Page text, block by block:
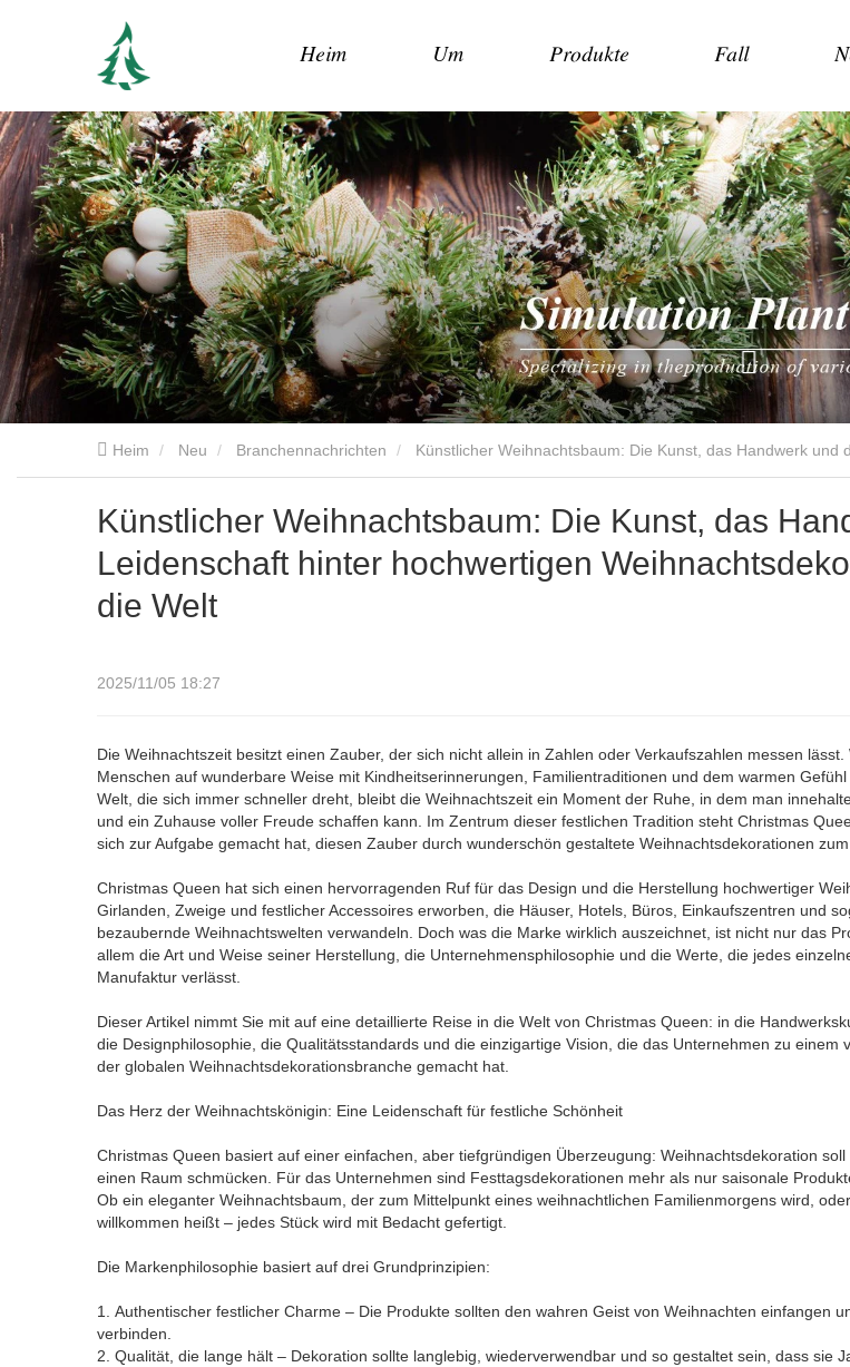
Heim Um Produkte Fall
Heim Neu Branchennachrichten Künstlicher Weihnachtsbaum: Die Kunst, das Handwerk
Künstlicher Weihnachtsbaum: Die Kunst, das
Leidenschaft hinter hochwertigen
die Welt
2025/11/05 18:27
Die Weihnachtszeit besitzt einen Zauber, der sich nicht allein in Zahlen oder Verkaufszahlen messen
Menschen auf wunderbare Weise mit Kindheitserinnerungen, Familientraditionen und dem warmen
Welt, die sich immer schneller dreht, bleibt die Weihnachtszeit ein Moment der Ruhe, in dem man
und ein Zuhause voller Freude schaffen kann. Im Zentrum dieser festlichen Tradition steht Christmas
sich zur Aufgabe gemacht hat, diesen Zauber durch wunderschön gestaltete Weihnachtsdekorationen
Christmas Queen hat sich einen hervorragenden Ruf für das Design und die Herstellung hochwertiger
Girlanden, Zweige und festlicher Accessoires erworben, die Häuser, Hotels, Büros, Einkaufszentren und
bezaubernde Weihnachtswelten verwandeln. Doch was die Marke wirklich auszeichnet, ist nicht nur das
allem die Art und Weise seiner Herstellung, die Unternehmensphilosophie und die Werte, die jedes
Manufaktur verlässt.
Dieser Artikel nimmt Sie mit auf eine detaillierte Reise in die Welt von Christmas Queen: in die
die Designphilosophie, die Qualitätsstandards und die einzigartige Vision, die das Unternehmen zu einem
der globalen Weihnachtsdekorationsbranche gemacht hat.
Das Herz der Weihnachtskönigin: Eine Leidenschaft für festliche Schönheit
Christmas Queen basiert auf einer einfachen, aber tiefgründigen Überzeugung: Weihnachtsdekoration
einen Raum schmücken. Für das Unternehmen sind Festtagsdekorationen mehr als nur saisonale
Ob ein eleganter Weihnachtsbaum, der zum Mittelpunkt eines weihnachtlichen Familienmorgens wird,
willkommen heißt – jedes Stück wird mit Bedacht gefertigt.
Die Markenphilosophie basiert auf drei Grundprinzipien:
1. Authentischer festlicher Charme – Die Produkte sollten den wahren Geist von Weihnachten einfangen
verbinden.
2. Qualität, die lange hält – Dekoration sollte langlebig, wiederverwendbar und so gestaltet sein, dass sie